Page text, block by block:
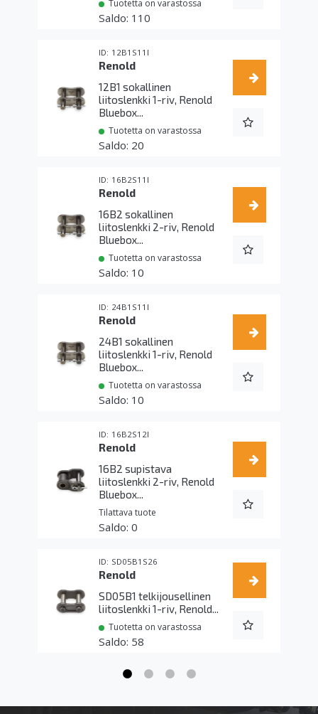
Tuotetta on varastossa
110
12B1S11I
Renold
12B1 sokallinen
liitoslenkki 1-riv, Renold
Bluebox...
Tuotetta on varastossa
20
16B2S11I
Renold
16B2 sokallinen
liitoslenkki 2-riv, Renold
Bluebox...
Tuotetta on varastossa
10
24B1S11I
Renold
24B1 sokallinen
liitoslenkki 1-riv, Renold
Bluebox...
Tuotetta on varastossa
10
16B2S12I
Renold
16B2 supistava
liitoslenkki 2-riv, Renold
Bluebox...
Tilattava tuote
0
SD05B1S26
Renold
SD05B1 telkijousellinen
liitoslenkki 1-riv, Renold...
Tuotetta on varastossa
58